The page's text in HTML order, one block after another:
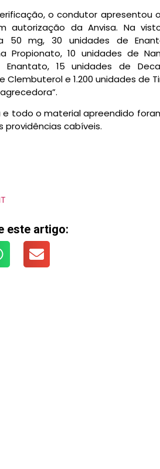
o condutor
autorização da Anvisa. Na
50 mg, 30 unidades de
Propionato, 10 unidades de
Enantato, 15 unidades de
Clembuterol e 1.200 unidades
todo o material apreendido
providências cabíveis.
este artigo: